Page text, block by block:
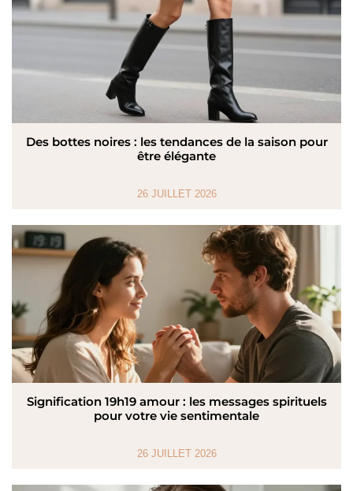
Des bottes noires : les tendances de la saison pour
être élégante
26 JUILLET 2026
Signification 19h19 amour : les messages spirituels
pour votre vie sentimentale
26 JUILLET 2026